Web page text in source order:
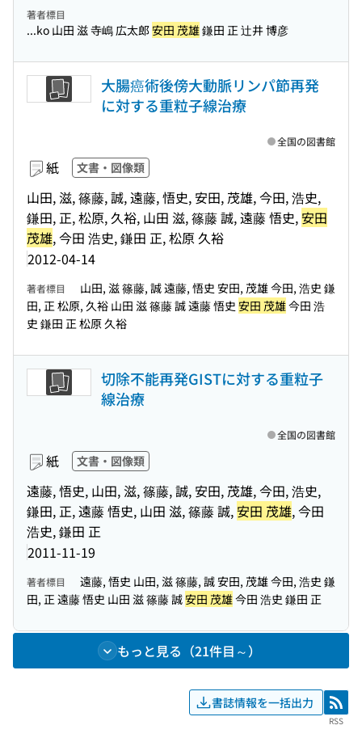
著者標目
...ko 山田 滋 寺嶋 広太郎安田 茂雄鎌田 正 辻井 博彦
大腸癌術後傍大動脈リンパ節再発
に対する重粒子線治療
紙 文書・図像類
山田, 滋, 篠藤, 誠, 遠藤, 悟史, 安田, 茂雄, 今田, 浩史,
鎌田, 正, 松原, 久裕, 山田 滋, 篠藤 誠, 遠藤 悟史, 安田
茂雄, 今田 浩史, 鎌田 正, 松原 久裕
2012-04-14
全国の図書館
著者標目
山田, 滋 篠藤, 誠 遠藤, 悟史 安田, 茂雄 今田, 浩史 鎌
田, 正 松原, 久裕 山田 滋 篠藤 誠 遠藤 悟史 安田 茂雄今田 浩
史 鎌田 正 松原 久裕
切除不能再発GISTに対する重粒子
線治療
紙 文書・図像類
遠藤, 悟史, 山田, 滋, 篠藤, 誠, 安田, 茂雄, 今田, 浩史,
鎌田, 正, 遠藤 悟史, 山田 滋, 篠藤 誠, 安田 茂雄, 今田
浩史, 鎌田 正
2011-11-19
全国の図書館
著者標目
遠藤, 悟史 山田, 滋 篠藤, 誠 安田, 茂雄 今田, 浩史 鎌
田, 正 遠藤 悟史 山田 滋 篠藤 誠安田 茂雄今田 浩史 鎌田 正
もっと見る（21件目～）
書誌情報を一括出力 RSS
RSS